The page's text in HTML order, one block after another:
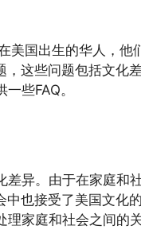
国出生的华人，他
这些问题包括文化
些FAQ。
异。由于在家庭和
也接受了美国文化
家庭和社会之间的关